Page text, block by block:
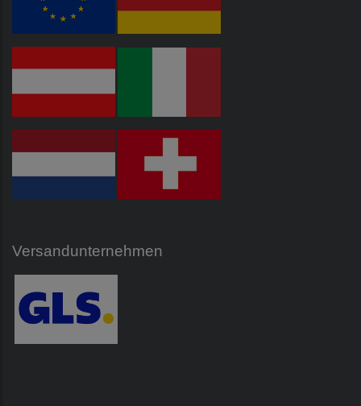
Versandunternehmen